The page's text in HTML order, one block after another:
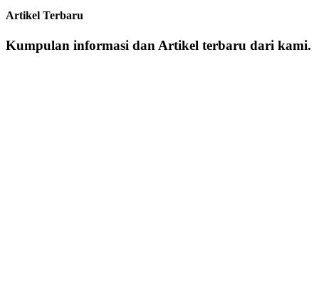
Artikel Terbaru
Kumpulan informasi dan Artikel terbaru dari kami.